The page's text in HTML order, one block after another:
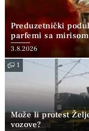
Preduzetnički
parfemi sa
3.8.2026
1
Može li protest
vozove?